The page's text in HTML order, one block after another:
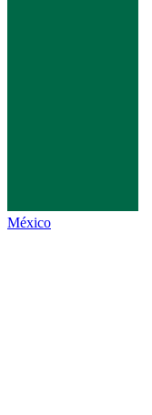
México